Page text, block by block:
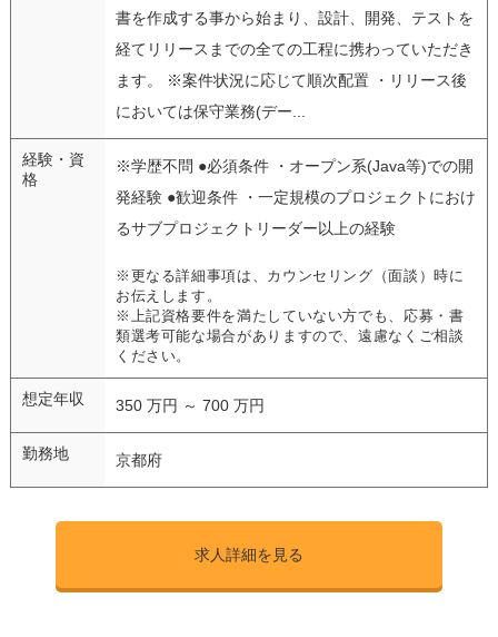
書を作成する事から始まり、設計、開発、テストを
経てリリースまでの全ての工程に携わっていただき
ます。 ※案件状況に応じて順次配置 ・リリース後
においては保守業務(デー...
経験・資
格
※学歴不問 ●必須条件 ・オープン系(Java等)での開
発経験 ●歓迎条件 ・一定規模のプロジェクトにおけ
るサブプロジェクトリーダー以上の経験
※更なる詳細事項は、カウンセリング（面談）時に
お伝えします。
※上記資格要件を満たしていない方でも、応募・書
類選考可能な場合がありますので、遠慮なくご相談
ください。
想定年収 350 万円 ～ 700 万円
勤務地 京都府
求人詳細を見る